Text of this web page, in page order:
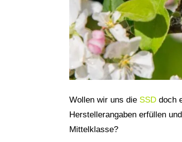
Wollen wir uns die SSD doch
Herstellerangaben erfüllen
Mittelklasse?